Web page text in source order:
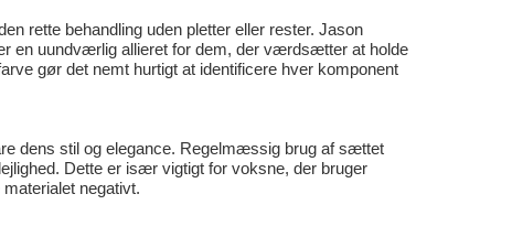
rette behandling uden pletter eller rester. Jason
en uundværlig allieret for dem, der værdsætter at holde
gør det nemt hurtigt at identificere hver komponent
dens stil og elegance. Regelmæssig brug af sættet
Dette er især vigtigt for voksne, der bruger
negativt.